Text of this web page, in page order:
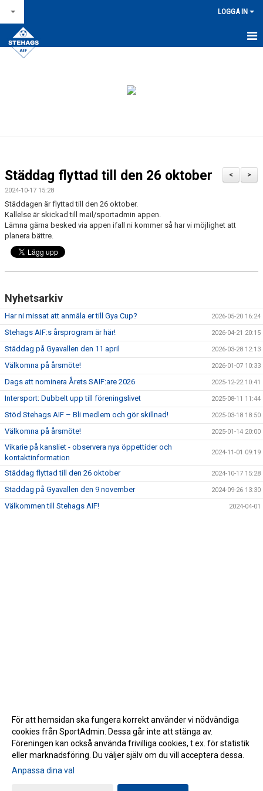
LOGGA IN
STARTSIDA
BILDGALLERI
FÖR LEDARE
FÖRSÄLJNINGAR / LAGKASSOR
>
<
Städdag flyttad till den 26 oktober
2024-10-17 15:28
Städdagen är flyttad till den 26 oktober.
Kallelse är skickad till mail/sportadmin appen.
Lämna gärna besked via appen ifall ni kommer så har vi möjlighet att
planera bättre.
Nyhetsarkiv
Har ni missat att anmäla er till Gya Cup? 2026-05-20 16:24
Stehags AIF:s årsprogram är här! 2026-04-21 20:15
Städdag på Gyavallen den 11 april 2026-03-28 12:13
Välkomna på årsmöte! 2026-01-07 10:33
Dags att nominera Årets SAIF:are 2026 2025-12-22 10:41
Intersport: Dubbelt upp till föreningslivet 2025-08-11 11:44
Stöd Stehags AIF – Bli medlem och gör skillnad! 2025-03-18 18:50
Välkomna på årsmöte! 2025-01-14 20:00
Vikarie på kansliet - observera nya öppettider och
kontaktinformation
2024-11-01 09:19
Städdag flyttad till den 26 oktober 2024-10-17 15:28
Städdag på Gyavallen den 9 november 2024-09-26 13:30
Välkommen till Stehags AIF! 2024-04-01
Gå till Webbversion
För att hemsidan ska fungera korrekt använder vi nödvändiga
cookies från SportAdmin. Dessa går inte att stänga av.
Föreningen kan också använda frivilliga cookies, t.ex. för statistik
eller marknadsföring. Du väljer själv om du vill acceptera dessa.
Anpassa dina val